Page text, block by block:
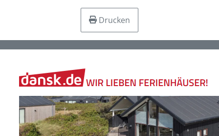
Drucken